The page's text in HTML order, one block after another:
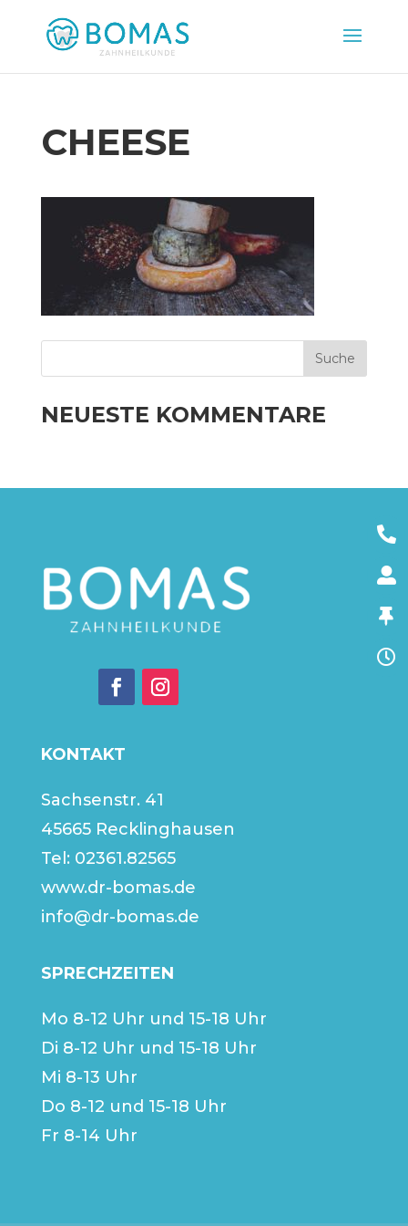
CHEESE
NEUESTE KOMMENTARE
KONTAKT
Sachsenstr. 41
45665 Recklinghausen
Tel: 02361.82565
www.dr-bomas.de
info@dr-bomas.de
SPRECHZEITEN
Mo 8-12 Uhr und 15-18 Uhr
Di 8-12 Uhr und 15-18 Uhr
Mi 8-13 Uhr
Do 8-12 und 15-18 Uhr
Fr 8-14 Uhr